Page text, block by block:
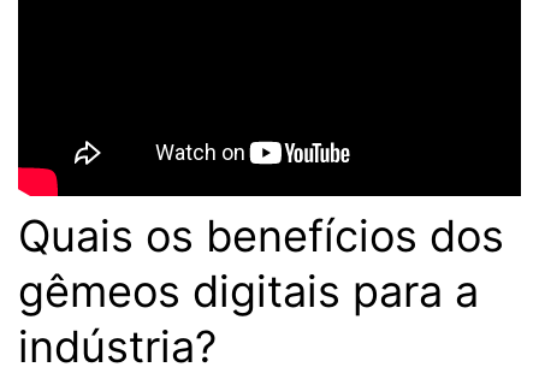
Quais os benefícios dos
gêmeos digitais para a
indústria?